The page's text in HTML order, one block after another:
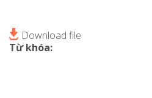
Download file
Từ khóa: